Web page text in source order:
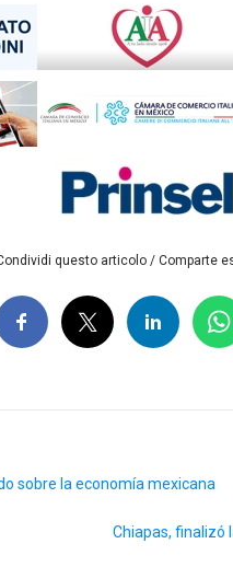
questo articolo / Comparte
sobre la economía mexicana
Chiapas, finalizó